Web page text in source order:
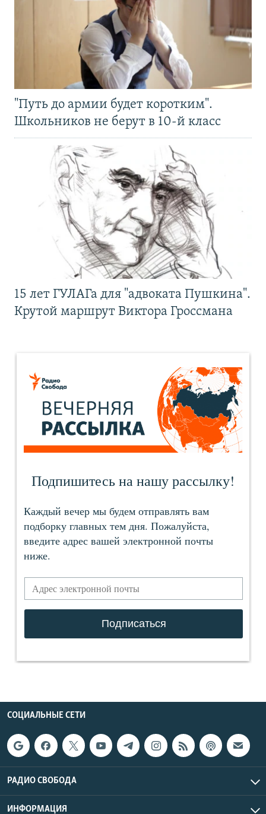
"Путь до армии будет коротким".
Школьников не берут в 10-й класс
15 лет ГУЛАГа для "адвоката Пушкина".
Крутой маршрут Виктора Гроссмана
СОЦИАЛЬНЫЕ СЕТИ
РАДИО СВОБОДА
ИНФОРМАЦИЯ